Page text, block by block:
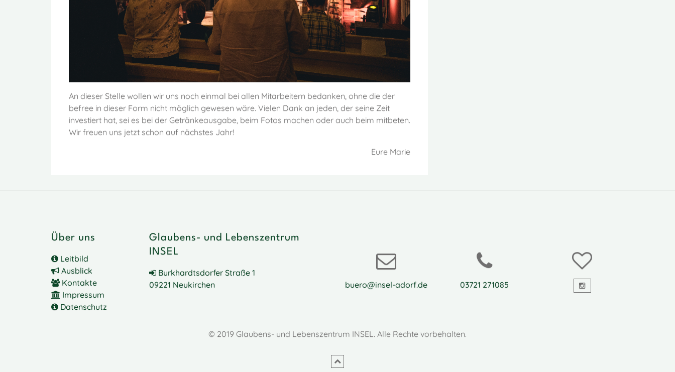
An dieser Stelle wollen wir uns noch einmal bei allen Mitarbeitern bedanken, ohne die der
befree in dieser Form nicht möglich gewesen wäre. Vielen Dank an jeden, der seine Zeit
investiert hat, sei es bei der Getränkeausgabe, beim Fotos machen oder auch beim mitbeten.
Wir freuen uns jetzt schon auf nächstes Jahr!
Eure Marie
Über uns
Leitbild
Ausblick
Kontakte
Impressum
Datenschutz
Glaubens- und Lebenszentrum
INSEL
Burkhardtsdorfer Straße 1
09221 Neukirchen
buero@insel-adorf.de 03721 271085
© 2019 Glaubens- und Lebenszentrum INSEL. Alle Rechte vorbehalten.